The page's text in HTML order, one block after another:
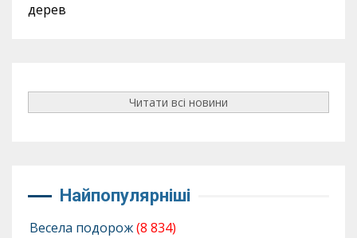
дерев
Читати всі новини
Найпопулярніші
Весела подорож(8 834)